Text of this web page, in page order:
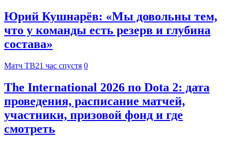
Юрий Кушнарёв: «Мы довольны тем,
что у команды есть резерв и глубина
состава»
Матч ТВ21 час спустя 0
The International 2026 по Dota 2: дата
проведения, расписание матчей,
участники, призовой фонд и где
смотреть